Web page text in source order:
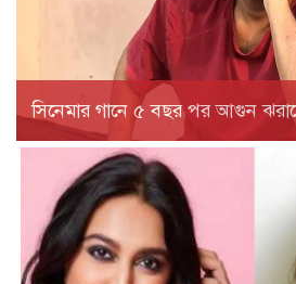
সিনেমার গানে ৫ বছর পর আগুন